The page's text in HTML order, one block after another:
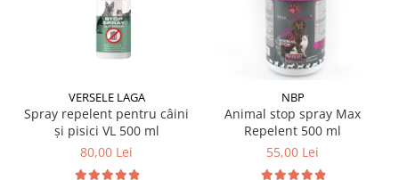
VERSELE LAGA
Spray repelent pentru câini
și pisici VL 500 ml
80,00 Lei
NBP
Animal stop spray Max
Repelent 500 ml
55,00 Lei